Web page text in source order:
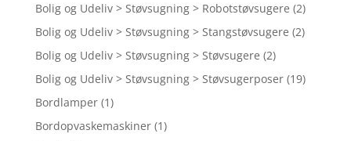
Bolig og Udeliv > Støvsugning > Robotstøvsugere (2)
Bolig og Udeliv > Støvsugning > Stangstøvsugere (2)
Bolig og Udeliv > Støvsugning > Støvsugere (2)
Bolig og Udeliv > Støvsugning > Støvsugerposer (19)
Bordlamper (1)
Bordopvaskemaskiner (1)